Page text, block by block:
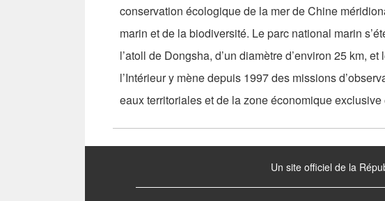
conservation écologique de la mer de Chine
marin et de la biodiversité. Le parc national marin
l’atoll de Dongsha, d’un diamètre d’environ 25 km,
l’Intérieur y mène depuis 1997 des missions
eaux territoriales et de la zone économique
Un site officiel de la